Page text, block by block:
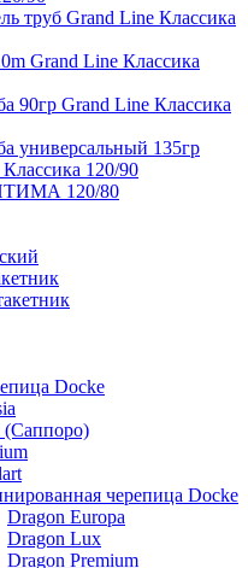
труб Grand Line Классика
Grand Line Классика
90гр Grand Line Классика
универсальный 135гр
120/90
120/80
Docke
черепица Docke
Dragon Europa
Dragon Lux
Dragon Premium